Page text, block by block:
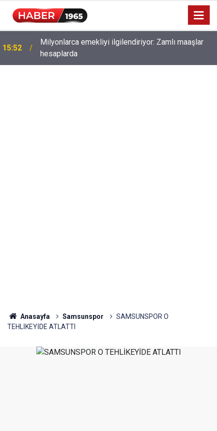
15:52
Milyonlarca emekliyi ilgilendiriyor: Zamlı maaşlar
hesaplarda
Anasayfa Samsunspor
SAMSUNSPOR O
TEHLİKEYİDE ATLATTI